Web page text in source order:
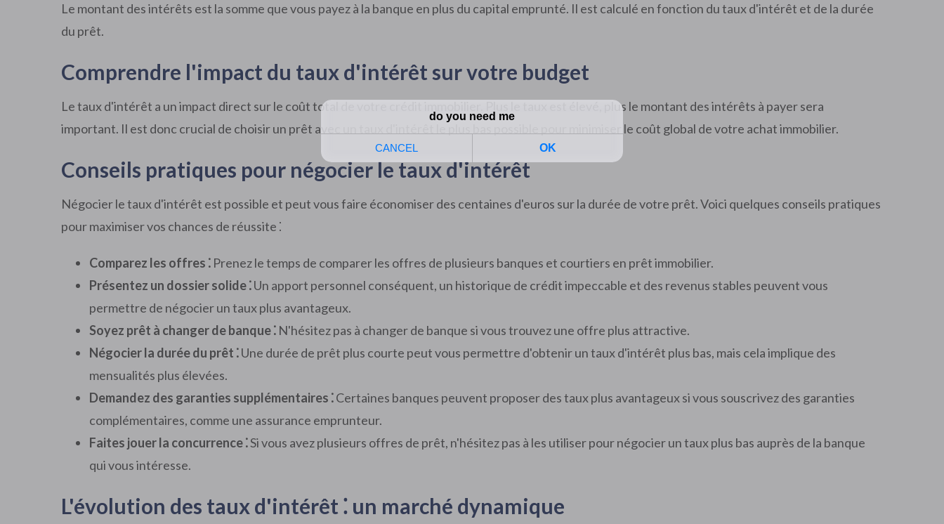
Le montant des intérêts est la somme que vous payez à la banque en plus du capital emprunté. Il est calculé en fonction du taux d'intérêt et de la durée
du prêt.
Comprendre l'impact du taux d'intérêt sur votre budget
Le taux d'intérêt a un impact direct sur le coût total de votre crédit immobilier. Plus le taux est élevé, plus le montant des intérêts à payer sera
important. Il est donc crucial de choisir un prêt avec un taux d'intérêt le plus bas possible pour minimiser le coût global de votre achat immobilier.
Conseils pratiques pour négocier le taux d'intérêt
Négocier le taux d'intérêt est possible et peut vous faire économiser des centaines d'euros sur la durée de votre prêt. Voici quelques conseils pratiques
pour maximiser vos chances de réussite ⁚
Comparez les offres ⁚ Prenez le temps de comparer les offres de plusieurs banques et courtiers en prêt immobilier.
Présentez un dossier solide ⁚Un apport personnel conséquent, un historique de crédit impeccable et des revenus stables peuvent vous
permettre de négocier un taux plus avantageux.
Soyez prêt à changer de banque ⁚ N'hésitez pas à changer de banque si vous trouvez une offre plus attractive.
Négocier la durée du prêt ⁚Une durée de prêt plus courte peut vous permettre d'obtenir un taux d'intérêt plus bas, mais cela implique des
mensualités plus élevées.
Demandez des garanties supplémentaires ⁚Certaines banques peuvent proposer des taux plus avantageux si vous souscrivez des garanties
complémentaires, comme une assurance emprunteur.
Faites jouer la concurrence ⁚Si vous avez plusieurs offres de prêt, n'hésitez pas à les utiliser pour négocier un taux plus bas auprès de la banque
qui vous intéresse.
L'évolution des taux d'intérêt ⁚ un marché dynamique